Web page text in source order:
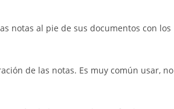
notas al pie de sus documentos con los
de las notas. Es muy común usar, no